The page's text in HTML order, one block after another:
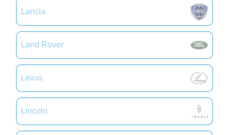
Lancia
Land Rover
Lexus
Lincoln